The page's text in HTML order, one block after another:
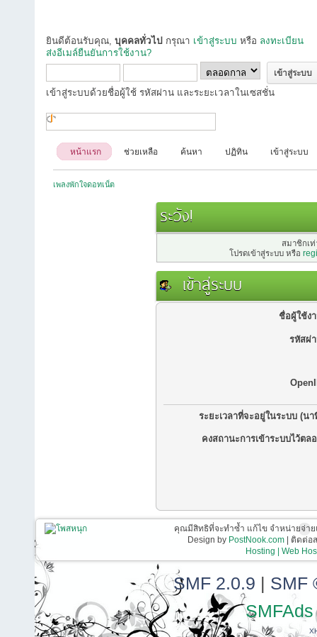
ยินดีต้อนรับคุณ, บุคคลทั่วไป กรุณา เข้าสู่ระบบ หรือ ลงทะเบียน
ส่งอีเมล์ยืนยันการใช้งาน?
เข้าสู่ระบบด้วยชื่อผู้ใช้ รหัสผ่าน และระยะเวลาในเซสชั่น
หน้าแรก ช่วยเหลือ ค้นหา ปฏิทิน เข้าสู่ระบบ
เพลงพักใจดอทเน็ต
ระวัง!
สมาชิกเ
โปรดเข้าสู่ระบบ หรือ
เข้าสู่ระบบ
ชื่อผู้ใช้ง
รหัสผ่
ระยะเวลาที่จะอยู่ในระบบ (นา
คงสถานะการเข้าระบบไว้ตล
คุณมีสิทธิที่จะทำซ้ำ แก้ไข จำหน่ายจ่า
Design by PostNook.com| ติดต่อส
Hosting | Web
SMF 2.0.9 | SMF
SMFAds